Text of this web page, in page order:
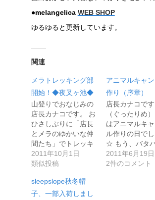
●melangelica WEB SHOP
ゆるゆると更新しています。
関連
メラトレッキング部
開始！◆夜叉ヶ池◆
山登りでおなじみの
店長カナコです。 お
ひさしぶりに「店長
とメラのゆかいな仲
間たち」でトレッキ
ングを再…
2011年10月1日
類似投稿
アニマルキャ
作り（序章）
店長カナコです
（ぐったりめ
はアニマルキ
ル作りの日で
☆ もう、バタ
ちゃって…
2011年6月19日
2件のコメント
sleepslope秋冬帽
子、一部入荷しまし